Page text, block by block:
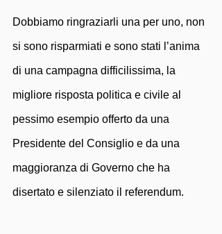
Dobbiamo ringraziarli una per uno, non
si sono risparmiati e sono stati l’anima
di una campagna difficilissima, la
migliore risposta politica e civile al
pessimo esempio offerto da una
Presidente del Consiglio e da una
maggioranza di Governo che ha
disertato e silenziato il referendum.